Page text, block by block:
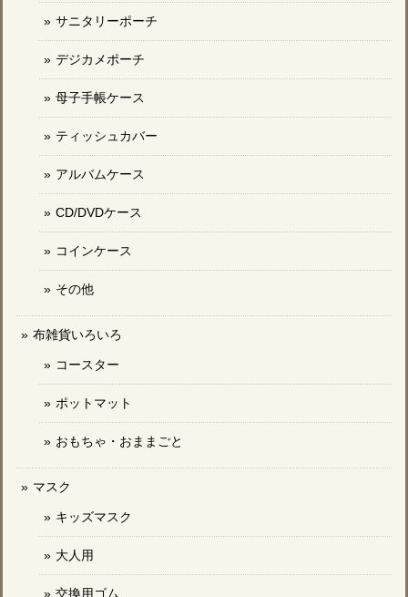
サニタリーポーチ
デジカメポーチ
母子手帳ケース
ティッシュカバー
アルバムケース
CD/DVDケース
コインケース
その他
布雑貨いろいろ
コースター
ポットマット
おもちゃ・おままごと
マスク
キッズマスク
大人用
交換用ゴム